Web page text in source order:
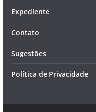
Expediente
Contato
Sugestões
Política de Privacidade